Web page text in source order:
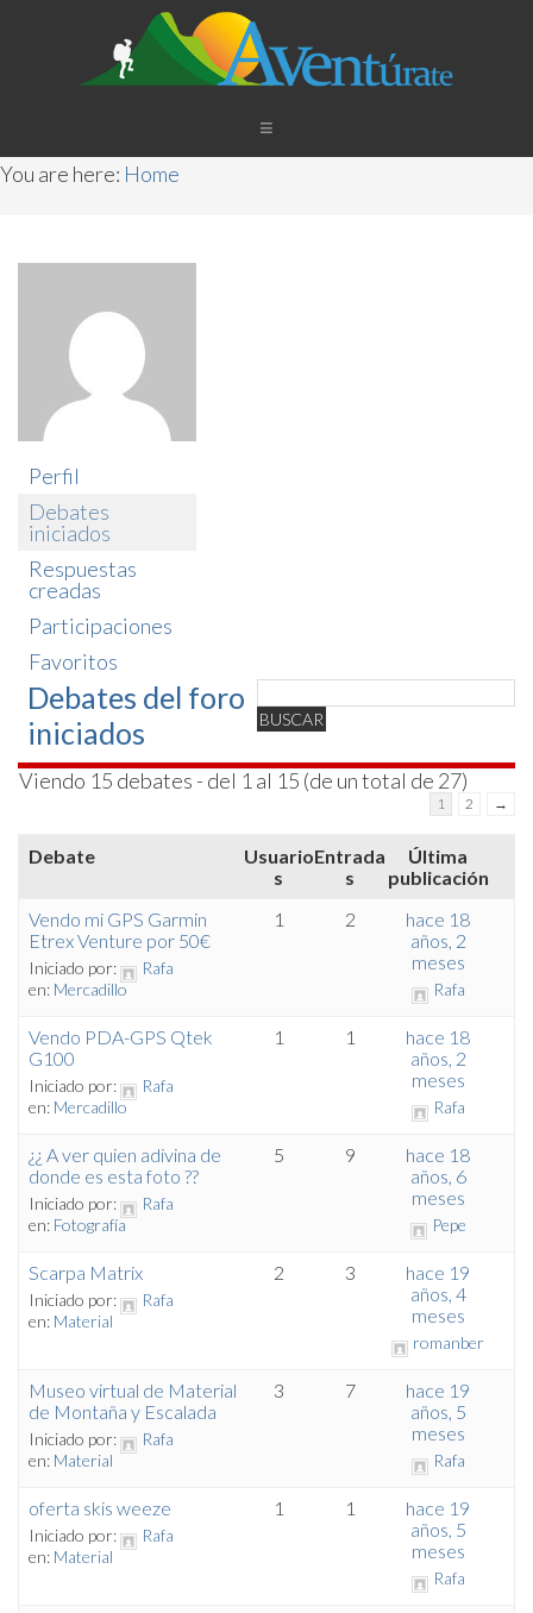
You are here: Home
Perfil
Debates
iniciados
Respuestas
creadas
Participaciones
Favoritos
Debates del foro
iniciados
Viendo 15 debates - del 1 al 15 (de un total de 27)
1 2 →
Debate
Usuario
s
Entrada
s
Última
publicación
Vendo mi GPS Garmin
Etrex Venture por 50€
Iniciado por:
Rafa
en: Mercadillo
1 2
hace 18
años, 2
meses
Rafa
Vendo PDA-GPS Qtek
G100
Iniciado por:
Rafa
en: Mercadillo
1 1
hace 18
años, 2
meses
Rafa
¿¿ A ver quien adivina de
donde es esta foto ??
Iniciado por:
Rafa
en: Fotografía
5 9
hace 18
años, 6
meses
Pepe
Scarpa Matrix
Iniciado por:
Rafa
en: Material
2 3
hace 19
años, 4
meses
romanber
Museo virtual de Material
de Montaña y Escalada
Iniciado por:
Rafa
en: Material
3 7
hace 19
años, 5
meses
Rafa
oferta skis weeze
Iniciado por:
Rafa
en: Material
1 1
hace 19
años, 5
meses
Rafa